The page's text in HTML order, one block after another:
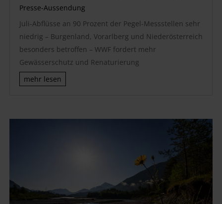
Presse-Aussendung
Juli-Abflüsse an 90 Prozent der Pegel-Messstellen sehr
niedrig – Burgenland, Vorarlberg und Niederösterreich
besonders betroffen – WWF fordert mehr
Gewässerschutz und Renaturierung
mehr lesen